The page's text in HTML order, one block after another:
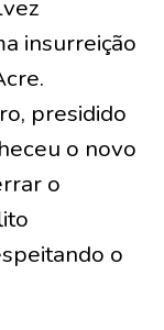
insurreição
presidido
o novo
o
o